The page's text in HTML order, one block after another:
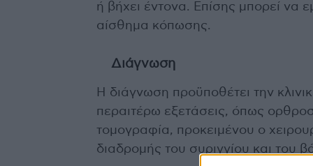
ή βήχει έντονα. Επίσης μπορεί να
αίσθημα κόπωσης.
Διάγνωση
Η διάγνωση προϋποθέτει την
περαιτέρω εξετάσεις, όπως
τομογραφία, προκειμένου ο
διαδρομής του συριγγίου και του